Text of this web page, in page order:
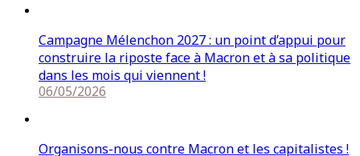
Campagne Mélenchon 2027 : un point d’appui pour
construire la riposte face à Macron et à sa politique
dans les mois qui viennent !
06/05/2026
Organisons-nous contre Macron et les capitalistes !